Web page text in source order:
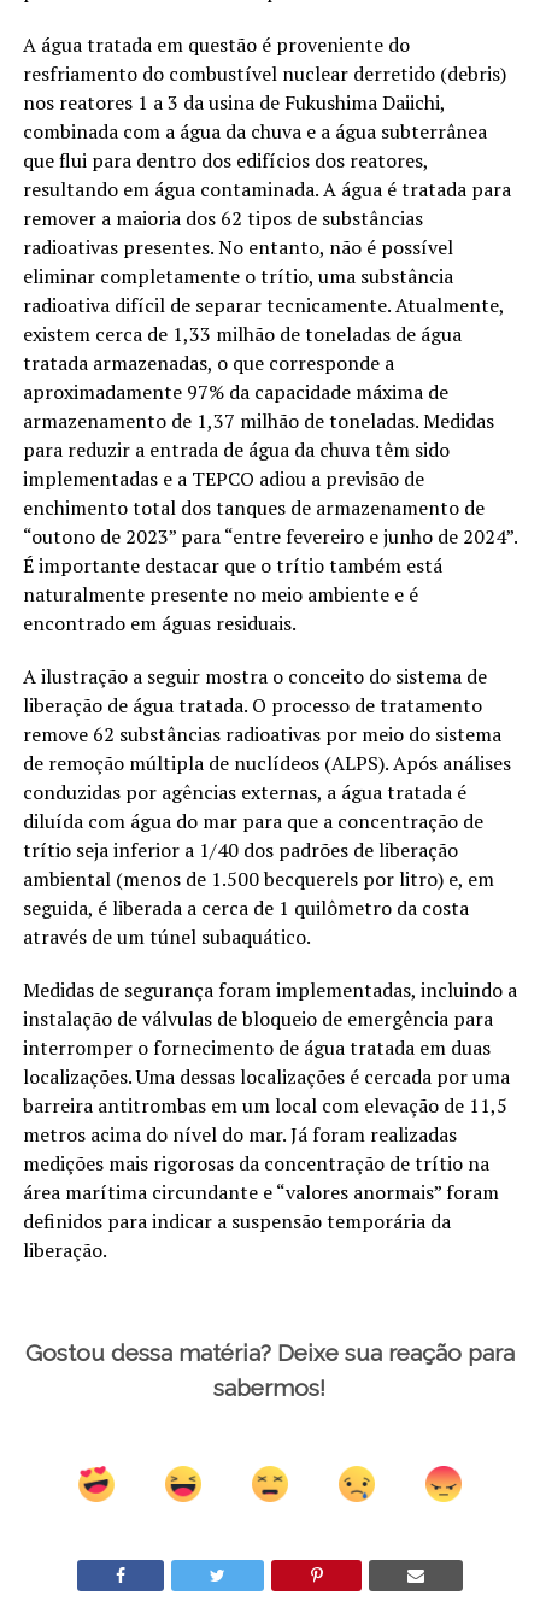
A água tratada em questão é proveniente do
resfriamento do combustível nuclear derretido (debris)
nos reatores 1 a 3 da usina de Fukushima Daiichi,
combinada com a água da chuva e a água subterrânea
que flui para dentro dos edifícios dos reatores,
resultando em água contaminada. A água é tratada para
remover a maioria dos 62 tipos de substâncias
radioativas presentes. No entanto, não é possível
eliminar completamente o trítio, uma substância
radioativa difícil de separar tecnicamente. Atualmente,
existem cerca de 1,33 milhão de toneladas de água
tratada armazenadas, o que corresponde a
aproximadamente 97% da capacidade máxima de
armazenamento de 1,37 milhão de toneladas. Medidas
para reduzir a entrada de água da chuva têm sido
implementadas e a TEPCO adiou a previsão de
enchimento total dos tanques de armazenamento de
“outono de 2023” para “entre fevereiro e junho de 2024”.
É importante destacar que o trítio também está
naturalmente presente no meio ambiente e é
encontrado em águas residuais.
A ilustração a seguir mostra o conceito do sistema de
liberação de água tratada. O processo de tratamento
remove 62 substâncias radioativas por meio do sistema
de remoção múltipla de nuclídeos (ALPS). Após análises
conduzidas por agências externas, a água tratada é
diluída com água do mar para que a concentração de
trítio seja inferior a 1/40 dos padrões de liberação
ambiental (menos de 1.500 becquerels por litro) e, em
seguida, é liberada a cerca de 1 quilômetro da costa
através de um túnel subaquático.
Medidas de segurança foram implementadas, incluindo a
instalação de válvulas de bloqueio de emergência para
interromper o fornecimento de água tratada em duas
localizações. Uma dessas localizações é cercada por uma
barreira antitrombas em um local com elevação de 11,5
metros acima do nível do mar. Já foram realizadas
medições mais rigorosas da concentração de trítio na
área marítima circundante e “valores anormais” foram
definidos para indicar a suspensão temporária da
liberação.
Gostou dessa matéria? Deixe sua reação para
sabermos!